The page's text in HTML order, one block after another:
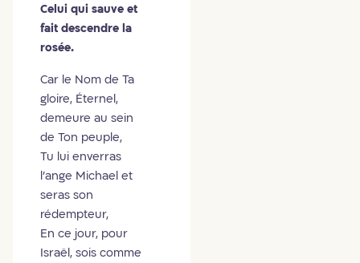
Celui qui sauve et
fait descendre la
rosée.
Car le Nom de Ta
gloire, Éternel,
demeure au sein
de Ton peuple,
Tu lui enverras
l’ange Michael et
seras son
rédempteur,
En ce jour, pour
Israël, sois comme